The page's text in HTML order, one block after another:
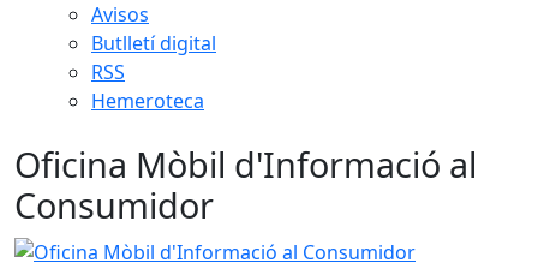
Avisos
Butlletí digital
RSS
Hemeroteca
Oficina Mòbil d'Informació al
Consumidor
Oficina Mòbil d'Informació al Consumidor